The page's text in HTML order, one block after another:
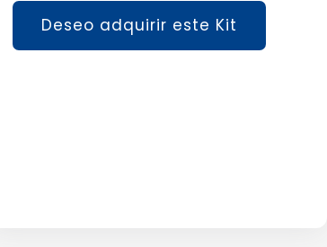
Deseo adquirir este Kit